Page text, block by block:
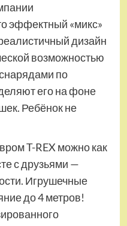
эффектный «микс»
дизайн
возможностью
по
его на фоне
Ребёнок не
T-REX можно как
с друзьями —
Игрушечные
до 4 метров!